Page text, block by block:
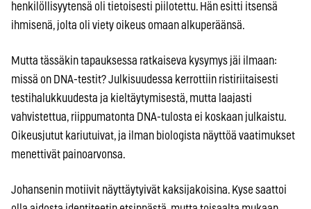
henkilöllisyytensä oli tietoisesti piilotettu. Hän esitti itsensä
ihmisenä, jolta oli viety oikeus omaan alkuperäänsä.
Mutta tässäkin tapauksessa ratkaiseva kysymys jäi ilmaan:
missä on DNA-testit? Julkisuudessa kerrottiin ristiriitaisesti
testihalukkuudesta ja kieltäytymisestä, mutta laajasti
vahvistettua, riippumatonta DNA-tulosta ei koskaan julkaistu.
Oikeusjutut kariutuivat, ja ilman biologista näyttöä vaatimukset
menettivät painoarvonsa.
Johansenin motiivit näyttäytyivät kaksijakoisina. Kyse saattoi